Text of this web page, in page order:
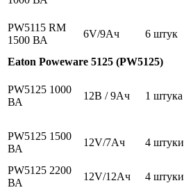
PW5115 RM
1500 ВА
6V/9Aч 6 штук
Eaton Poweware 5125 (PW5125)
PW5125 1000
ВА
12В / 9Ач 1 штука
PW5125 1500
ВА
12V/7Aч 4 штуки
PW5125 2200
ВА
12V/12Aч 4 штуки